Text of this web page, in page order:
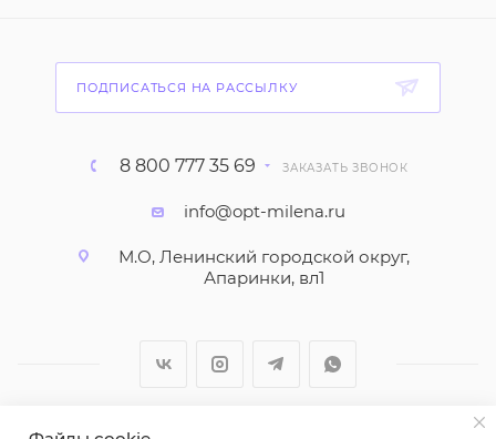
ПОДПИСАТЬСЯ НА РАССЫЛКУ
8 800 777 35 69 ЗАКАЗАТЬ ЗВОНОК
info@opt-milena.ru
М.О, Ленинский городской округ,
Апаринки, вл1